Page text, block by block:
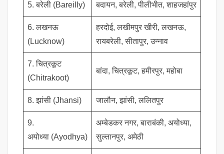
5. बरेली (Bareilly) बदायन, बरेली, पीलीभीत, शाहजहांपुर
6. लखनऊ
(Lucknow)
हरदोई, लखीमपुर खीरी, लखनऊ,
रायबरेली, सीतापुर, उन्नाव
7. चित्रकूट
(Chitrakoot)
बांदा, चित्रकूट, हमीरपुर, महोबा
8. झांसी (Jhansi) जालौन, झांसी, ललितपुर
9.
अयोध्या (Ayodhya)
अम्बेडकर नगर, बाराबंकी, अयोध्या,
सुल्तानपुर, अमेठी